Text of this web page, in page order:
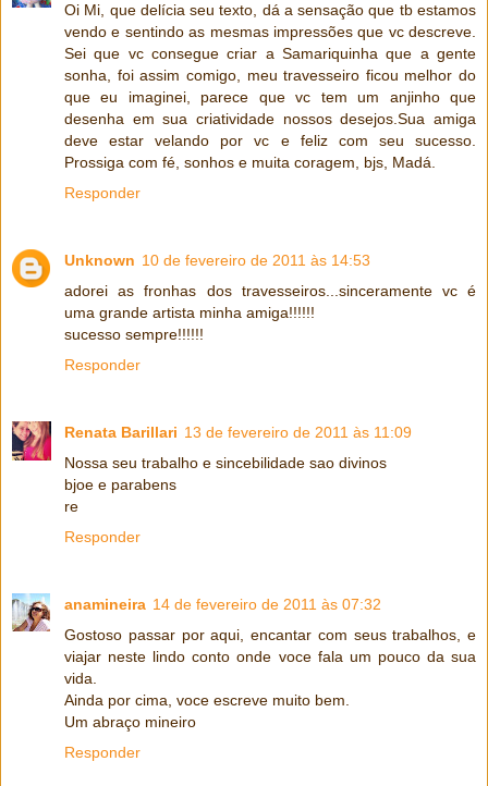
Oi Mi, que delícia seu texto, dá a sensação que tb estamos
vendo e sentindo as mesmas impressões que vc descreve.
Sei que vc consegue criar a Samariquinha que a gente
sonha, foi assim comigo, meu travesseiro ficou melhor do
que eu imaginei, parece que vc tem um anjinho que
desenha em sua criatividade nossos desejos.Sua amiga
deve estar velando por vc e feliz com seu sucesso.
Prossiga com fé, sonhos e muita coragem, bjs, Madá.
Responder
Unknown 10 de fevereiro de 2011 às 14:53
adorei as fronhas dos travesseiros...sinceramente vc é
uma grande artista minha amiga!!!!!!
sucesso sempre!!!!!!
Responder
Renata Barillari 13 de fevereiro de 2011 às 11:09
Nossa seu trabalho e sincebilidade sao divinos
bjoe e parabens
re
Responder
anamineira 14 de fevereiro de 2011 às 07:32
Gostoso passar por aqui, encantar com seus trabalhos, e
viajar neste lindo conto onde voce fala um pouco da sua
vida.
Ainda por cima, voce escreve muito bem.
Um abraço mineiro
Responder